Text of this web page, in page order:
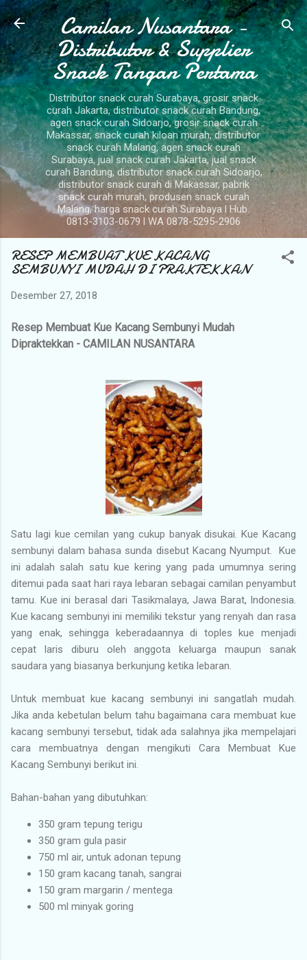
Langsung ke konten utama
Camilan Nusantara -
Distributor & Supplier
Snack Tangan Pertama
Distributor snack curah Surabaya, grosir snack
curah Jakarta, distributor snack curah Bandung,
agen snack curah Sidoarjo, grosir snack curah
Makassar, snack curah kiloan murah, distributor
snack curah Malang, agen snack curah
Surabaya, jual snack curah Jakarta, jual snack
curah Bandung, distributor snack curah Sidoarjo,
distributor snack curah di Makassar, pabrik
snack curah murah, produsen snack curah
Malang, harga snack curah Surabaya l Hub.
0813-3103-0679 l WA 0878-5295-2906
RESEP MEMBUAT KUE KACANG
SEMBUNYI MUDAH DI PRAKTEKKAN
Desember 27, 2018
Resep Membuat Kue Kacang Sembunyi Mudah
Dipraktekkan - CAMILAN NUSANTARA
Satu lagi kue cemilan yang cukup banyak disukai. Kue Kacang
sembunyi dalam bahasa sunda disebut Kacang Nyumput. Kue
ini adalah salah satu kue kering yang pada umumnya sering
ditemui pada saat hari raya lebaran sebagai camilan penyambut
tamu. Kue ini berasal dari Tasikmalaya, Jawa Barat, Indonesia.
Kue kacang sembunyi ini memiliki tekstur yang renyah dan rasa
yang enak, sehingga keberadaannya di toples kue menjadi
cepat laris diburu oleh anggota keluarga maupun sanak
saudara yang biasanya berkunjung ketika lebaran.
Untuk membuat kue kacang sembunyi ini sangatlah mudah.
Jika anda kebetulan belum tahu bagaimana cara membuat kue
kacang sembunyi tersebut, tidak ada salahnya jika mempelajari
cara membuatnya dengan mengikuti Cara Membuat Kue
Kacang Sembunyi berikut ini.
Bahan-bahan yang dibutuhkan:
350 gram tepung terigu
350 gram gula pasir
750 ml air, untuk adonan tepung
150 gram kacang tanah, sangrai
150 gram margarin / mentega
500 ml minyak goring